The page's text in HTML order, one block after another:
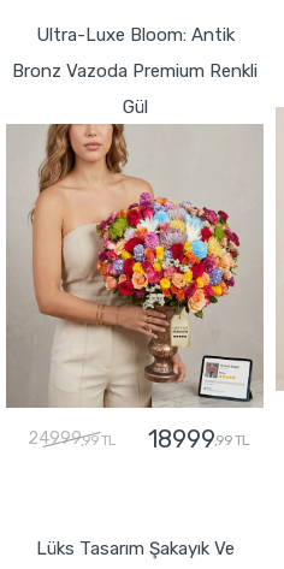
Ultra-Luxe Bloom: Antik
Bronz Vazoda Premium Renkli
Gül
24999,99 TL 18999,99 TL
Lüks Tasarım Şakayık Ve